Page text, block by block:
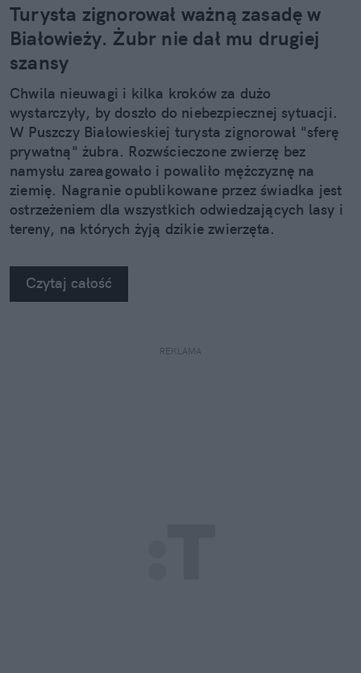
Turysta zignorował ważną zasadę w
Białowieży. Żubr nie dał mu drugiej
szansy
Chwila nieuwagi i kilka kroków za dużo
wystarczyły, by doszło do niebezpiecznej sytuacji.
W Puszczy Białowieskiej turysta zignorował "sferę
prywatną" żubra. Rozwścieczone zwierzę bez
namysłu zareagowało i powaliło mężczyznę na
ziemię. Nagranie opublikowane przez świadka jest
ostrzeżeniem dla wszystkich odwiedzających lasy i
tereny, na których żyją dzikie zwierzęta.
Czytaj całość
REKLAMA